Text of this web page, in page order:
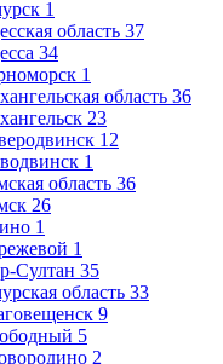
1
область 37
34
1
область 36
23
12
1
область 36
26
1
1
Султан 35
область 33
9
5
2